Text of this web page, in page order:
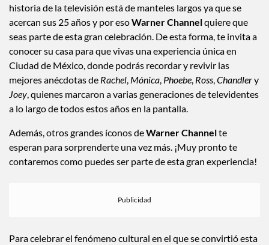
historia de la televisión está de manteles largos ya que se
acercan sus 25 años y por esoWarner Channelquiere que
seas parte de esta gran celebración. De esta forma, te invita a
conocer su casa para que vivas una experiencia única en
Ciudad de México, donde podrás recordar y revivir las
mejores anécdotas de Rachel, Mónica, Phoebe, Ross,Chandlery
Joey, quienes marcaron a varias generaciones de televidentes
a lo largo de todos estos años en la pantalla.
Además, otros grandes íconos deWarner Channelte
esperan para sorprenderte una vez más. ¡Muy pronto te
contaremos como puedes ser parte de esta gran experiencia!
Para celebrar el fenómeno cultural en el que se convirtió esta